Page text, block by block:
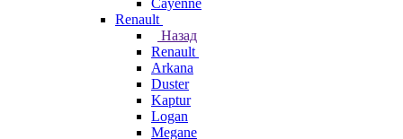
Cayenne
Renault
Назад
Renault
Arkana
Duster
Kaptur
Logan
Megane